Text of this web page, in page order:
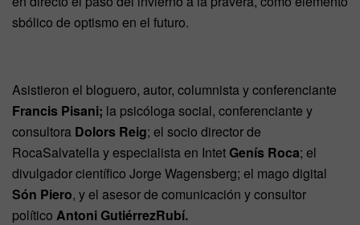
sbólico de optismo en el futuro.
Asistieron el bloguero, autor, columnista y conferenciante
Francis Pisani; la psicóloga social, conferenciante y
consultora Dolors Reig; el socio director de
RocaSalvatella y especialista en IntetGenís Roca; el
divulgador científico Jorge Wagensberg; el mago digital
Són Piero, y el asesor de comunicación y consultor
político Antoni GutiérrezRubí.